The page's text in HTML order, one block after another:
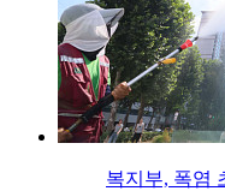
복지부, 폭염